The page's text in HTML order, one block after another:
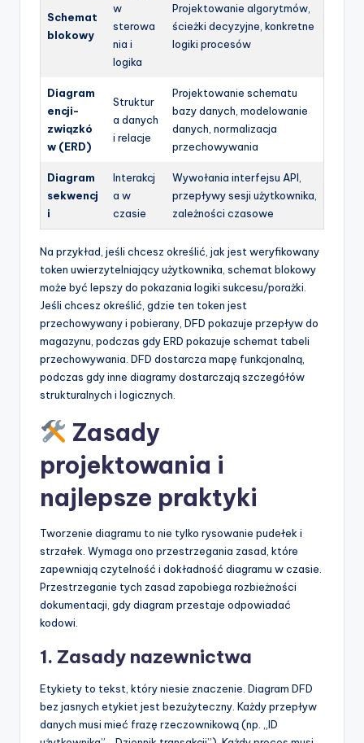
Schemat
blokowy
w
sterowa
nia i
logika
Projektowanie algorytmów,
ścieżki decyzyjne, konkretne
logiki procesów
Diagram
encji-
związkó
w (ERD)
Struktur
a danych
i relacje
Projektowanie schematu
bazy danych, modelowanie
danych, normalizacja
przechowywania
Diagram
sekwencj
i
Interakcj
a w
czasie
Wywołania interfejsu API,
przepływy sesji użytkownika,
zależności czasowe
Na przykład, jeśli chcesz określić, jak jest weryfikowany
token uwierzytelniający użytkownika, schemat blokowy
może być lepszy do pokazania logiki sukcesu/porażki.
Jeśli chcesz określić, gdzie ten token jest
przechowywany i pobierany, DFD pokazuje przepływ do
magazynu, podczas gdy ERD pokazuje schemat tabeli
przechowywania. DFD dostarcza mapę funkcjonalną,
podczas gdy inne diagramy dostarczają szczegółów
strukturalnych i logicznych.
Zasady
projektowania i
najlepsze praktyki
Tworzenie diagramu to nie tylko rysowanie pudełek i
strzałek. Wymaga ono przestrzegania zasad, które
zapewniają czytelność i dokładność diagramu w czasie.
Przestrzeganie tych zasad zapobiega rozbieżności
dokumentacji, gdy diagram przestaje odpowiadać
kodowi.
1. Zasady nazewnictwa
Etykiety to tekst, który niesie znaczenie. Diagram DFD
bez jasnych etykiet jest bezużyteczny. Każdy przepływ
danych musi mieć frazę rzeczownikową (np. „ID